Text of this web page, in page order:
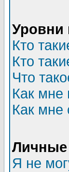
Уровни
Кто
Кто
Что
Как мне
Как мне
Личные
Я не